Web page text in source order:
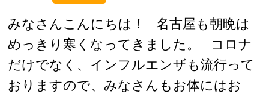
みなさんこんにちは！ 名古屋も朝晩は
めっきり寒くなってきました。 コロナ
だけでなく、インフルエンザも流行って
おりますので、みなさんもお体にはお